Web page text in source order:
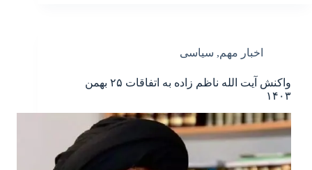
اخبار مهم, سیاسی
واکنش آیت الله ناظم زاده به اتفاقات ۲۵ بهمن
۱۴۰۳